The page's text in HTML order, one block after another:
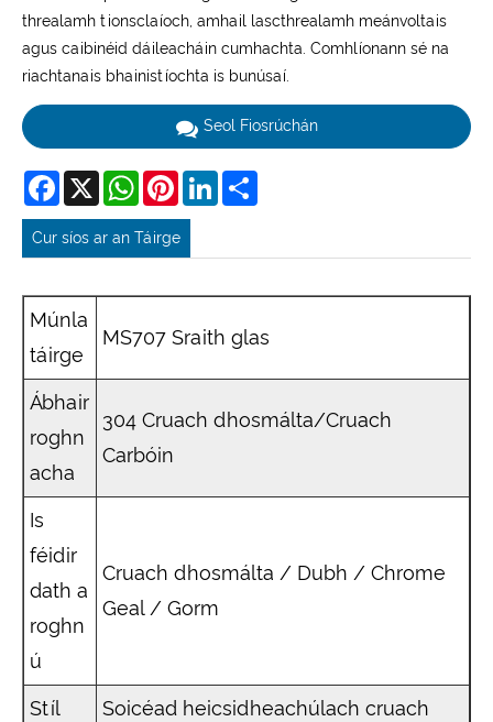
threalamh tionsclaíoch, amhail lascthrealamh meánvoltais
agus caibinéid dáileacháin cumhachta. Comhlíonann sé na
riachtanais bhainistíochta is bunúsaí.
Seol Fiosrúchán
Facebook
X WhatsAppPinterestLinkedIn
Cur síos ar an Táirge
Múnla
táirge
MS707 Sraith glas
Ábhair
roghn
acha
304 Cruach dhosmálta/Cruach
Carbóin
Is
féidir
dath a
roghn
ú
Cruach dhosmálta / Dubh / Chrome
Geal / Gorm
Stíl
Soicéad heicsidheachúlach cruach